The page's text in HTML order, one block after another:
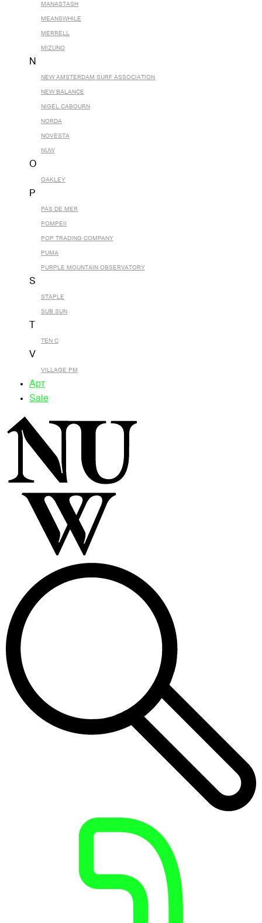
MANASTASH
MEANSWHILE
MERRELL
MIZUNO
N
NEW AMSTERDAM SURF ASSOCIATION
NEW BALANCE
NIGEL CABOURN
NORDA
NOVESTA
NUW
O
OAKLEY
P
PAS DE MER
POMPEII
POP TRADING COMPANY
PUMA
PURPLE MOUNTAIN OBSERVATORY
S
STAPLE
SUB SUN
TEN C
V
VILLAGE PM
Арт
Sale